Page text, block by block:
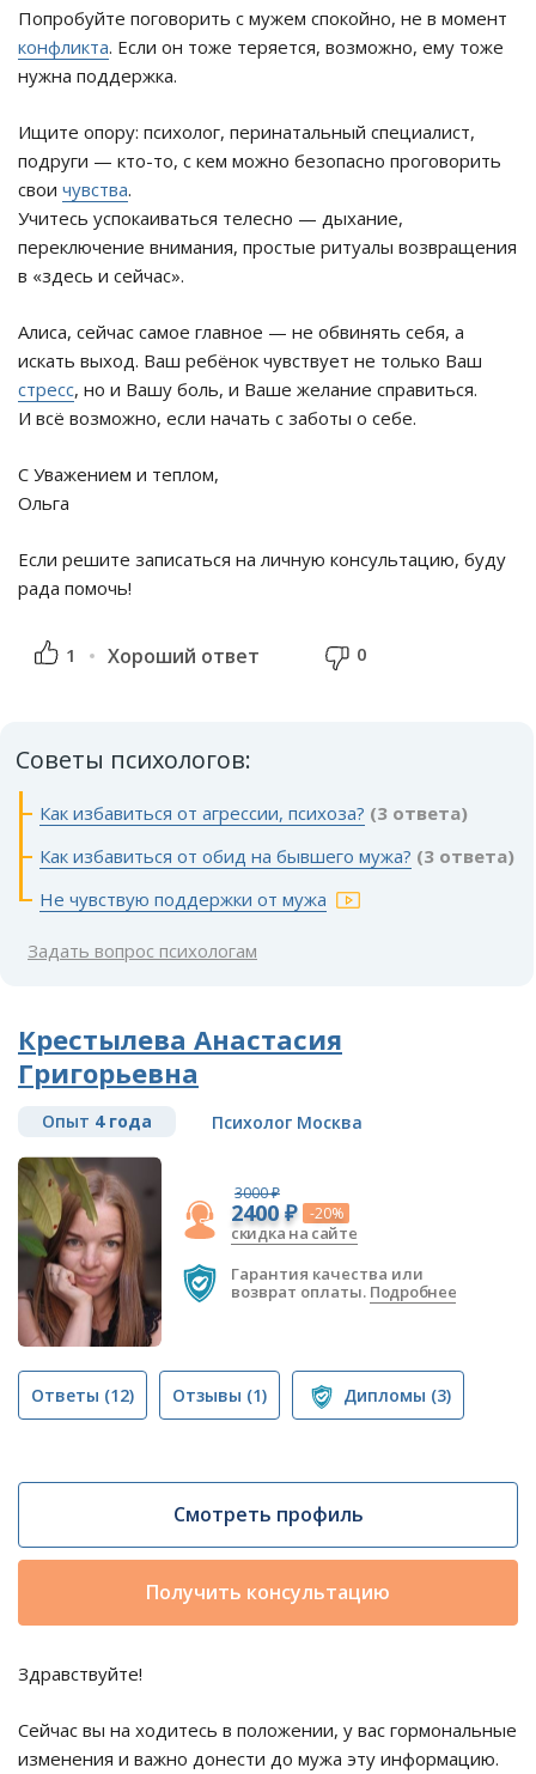
Попробуйте поговорить с мужем спокойно, не в момент
конфликта. Если он тоже теряется, возможно, ему тоже
нужна поддержка.
Ищите опору: психолог, перинатальный специалист,
подруги — кто-то, с кем можно безопасно проговорить
свои чувства.
Учитесь успокаиваться телесно — дыхание,
переключение внимания, простые ритуалы возвращения
в «здесь и сейчас».
Алиса, сейчас самое главное — не обвинять себя, а
искать выход. Ваш ребёнок чувствует не только Ваш
стресс, но и Вашу боль, и Ваше желание справиться.
И всё возможно, если начать с заботы о себе.
С Уважением и теплом,
Ольга
Если решите записаться на личную консультацию, буду
рада помочь!
1 Хороший ответ 0
Советы психологов:
Как избавиться от агрессии, психоза? (3 ответа)
Как избавиться от обид на бывшего мужа? (3 ответа)
Не чувствую поддержки от мужа
Задать вопрос психологам
Крестылева Анастасия
Григорьевна
Опыт 4 года Психолог Москва
3000 ₽
2400 ₽ -20%
скидка на сайте
Гарантия качества или
возврат оплаты. Подробнее
Ответы (12) Отзывы (1) Дипломы (3)
Смотреть профиль
Получить консультацию
Здравствуйте!
Сейчас вы на ходитесь в положении, у вас гормональные
изменения и важно донести до мужа эту информацию.